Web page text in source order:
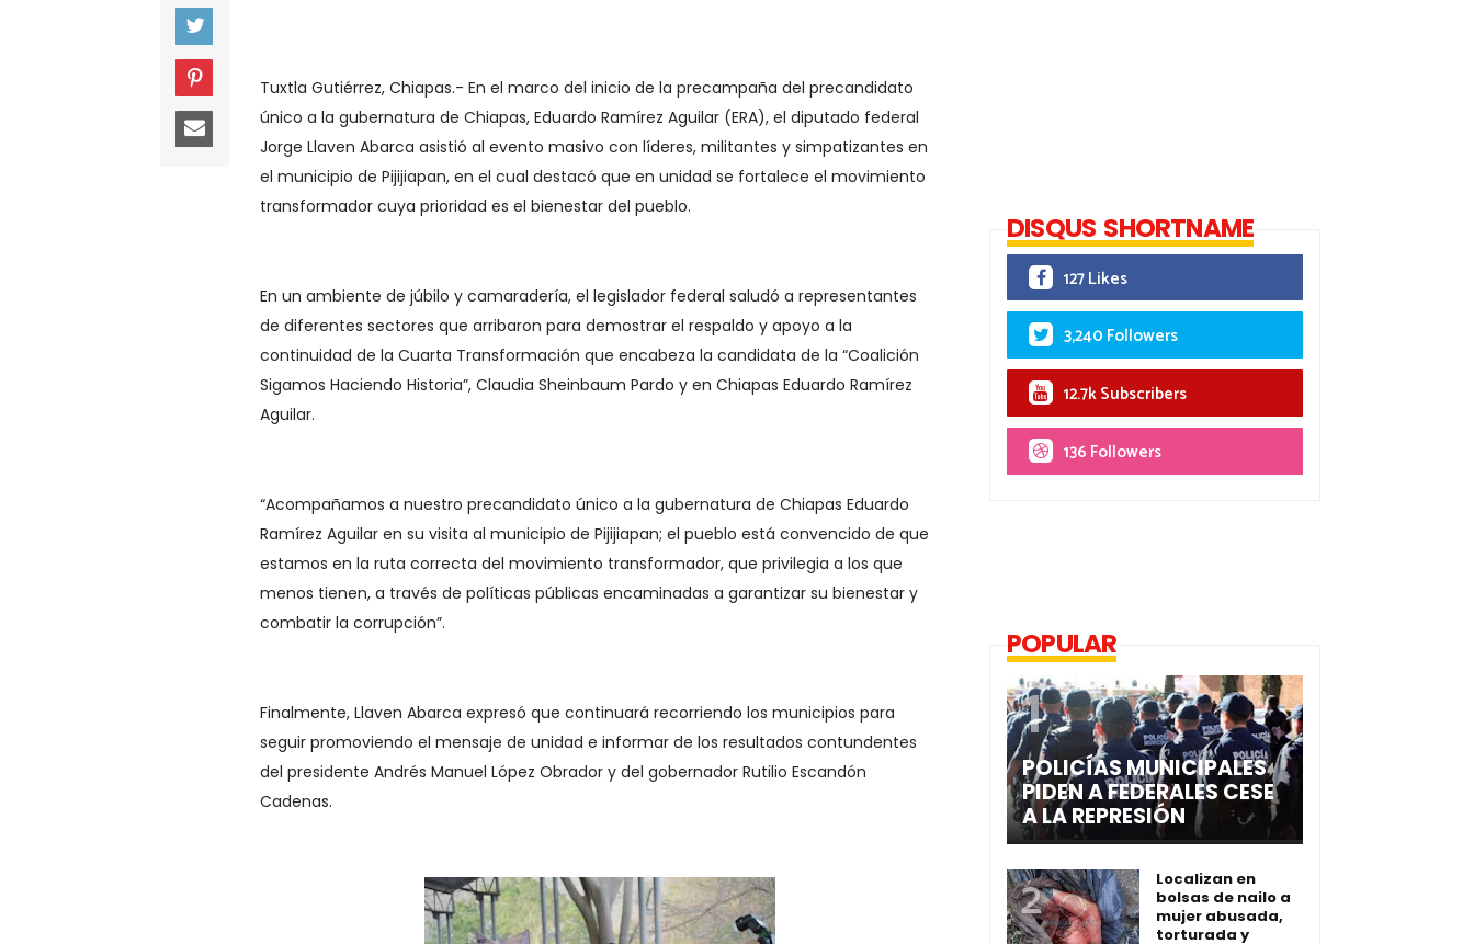
Tuxtla Gutiérrez, Chiapas.- En el marco del inicio de la precampaña del precandidato
único a la gubernatura de Chiapas, Eduardo Ramírez Aguilar (ERA), el diputado federal
Jorge Llaven Abarca asistió al evento masivo con líderes, militantes y simpatizantes en
el municipio de Pijijiapan, en el cual destacó que en unidad se fortalece el movimiento
transformador cuya prioridad es el bienestar del pueblo.
En un ambiente de júbilo y camaradería, el legislador federal saludó a representantes
de diferentes sectores que arribaron para demostrar el respaldo y apoyo a la
continuidad de la Cuarta Transformación que encabeza la candidata de la “Coalición
Sigamos Haciendo Historia”, Claudia Sheinbaum Pardo y en Chiapas Eduardo Ramírez
Aguilar.
“Acompañamos a nuestro precandidato único a la gubernatura de Chiapas Eduardo
Ramírez Aguilar en su visita al municipio de Pijijiapan; el pueblo está convencido de que
estamos en la ruta correcta del movimiento transformador, que privilegia a los que
menos tienen, a través de políticas públicas encaminadas a garantizar su bienestar y
combatir la corrupción”.
Finalmente, Llaven Abarca expresó que continuará recorriendo los municipios para
seguir promoviendo el mensaje de unidad e informar de los resultados contundentes
del presidente Andrés Manuel López Obrador y del gobernador Rutilio Escandón
Cadenas.
DISQUS SHORTNAME
127 Likes
3,240 Followers
12.7k Subscribers
136 Followers
POPULAR
POLICÍAS MUNICIPALES
PIDEN A FEDERALES CESE
A LA REPRESIÓN
Localizan en
bolsas de nailo a
mujer abusada,
torturada y